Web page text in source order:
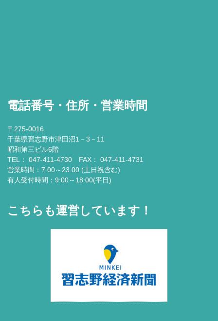
電話番号・住所・営業時間
〒275-0016
千葉県習志野市津田沼1－3－11
昭和第三ビル6階
TEL： 047-411-4730 FAX： 047-411-4731
営業時間：7:00～23:00 (土日祝含む)
有人受付時間：9:00～18:00(平日)
こちらも運営しています！